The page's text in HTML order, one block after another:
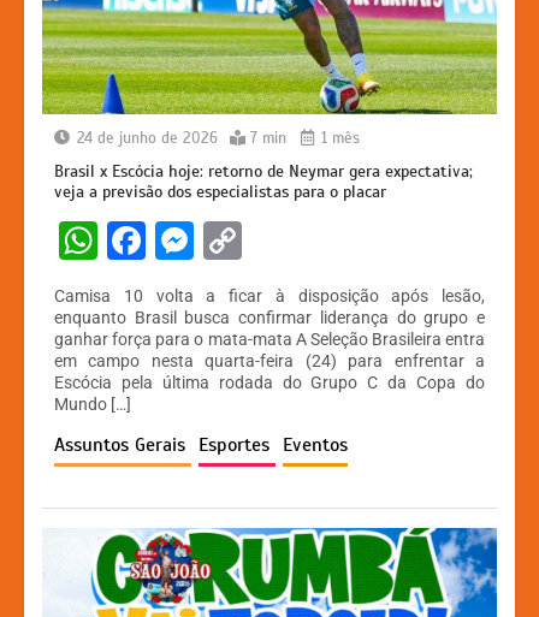
24 de junho de 2026 7 min 1 mês
Brasil x Escócia hoje: retorno de Neymar gera expectativa;
veja a previsão dos especialistas para o placar
W
at
s
A
p
p
F
c
e
b
o
o
k
M
s
s
e
n
g
er
p
y
Li
n
k
Camisa 10 volta a ficar à disposição após lesão,
enquanto Brasil busca confirmar liderança do grupo e
ganhar força para o mata-mata A Seleção Brasileira entra
em campo nesta quarta-feira (24) para enfrentar a
Escócia pela última rodada do Grupo C da Copa do
Mundo […]
Assuntos Gerais Esportes Eventos